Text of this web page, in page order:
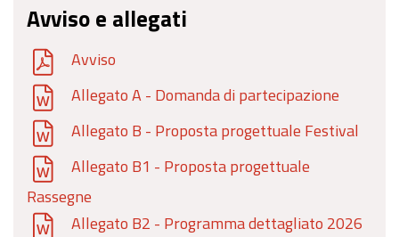
Avviso e allegati
Avviso
Allegato A - Domanda di partecipazione
Allegato B - Proposta progettuale Festival
Allegato B1 - Proposta progettuale
Rassegne
Allegato B2 - Programma dettagliato 2026